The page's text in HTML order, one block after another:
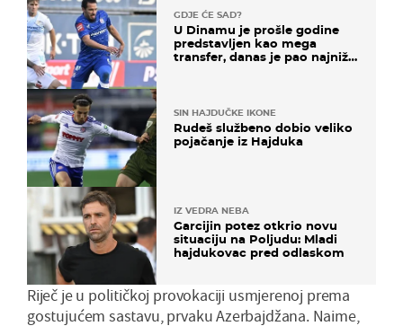
GDJE ĆE SAD?
U Dinamu je prošle godine
predstavljen kao mega
transfer, danas je pao najniže
SIN HAJDUČKE IKONE
Rudeš službeno dobio veliko
pojačanje iz Hajduka
IZ VEDRA NEBA
Garcijin potez otkrio novu
situaciju na Poljudu: Mladi
hajdukovac pred odlaskom
Riječ je u političkoj provokaciji usmjerenoj prema
gostujućem sastavu, prvaku Azerbajdžana. Naime,